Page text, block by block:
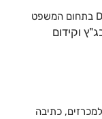
קטן, בר-טל, טלמור הוא משרד מדורג Duns100 בתחום המשפט
וקידום
כתיבה